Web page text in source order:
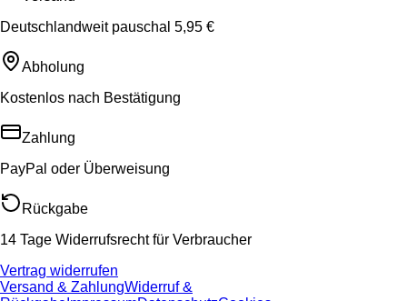
Deutschlandweit pauschal 5,95 €
Abholung
Kostenlos nach Bestätigung
Zahlung
PayPal oder Überweisung
Rückgabe
14 Tage Widerrufsrecht für Verbraucher
Vertrag widerrufen
Versand & ZahlungWiderruf &